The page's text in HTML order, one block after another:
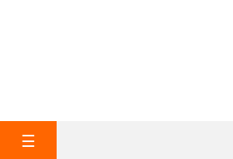
navigazione
☰